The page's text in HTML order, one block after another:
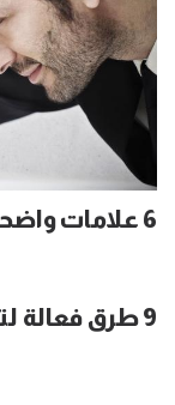
6 علامات واضحة تدلّ على الشخص الذكي
9 طرق فعالة لتصبح عبقريَّاً